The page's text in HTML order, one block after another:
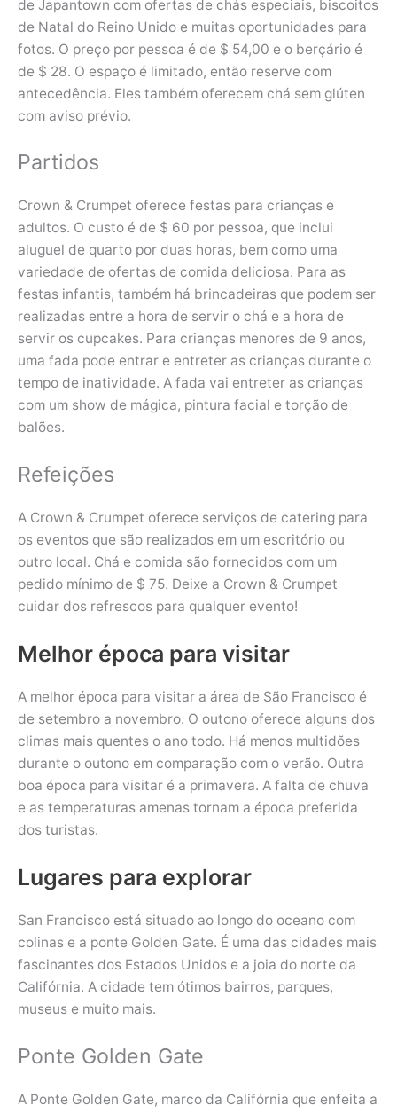
de Japantown com ofertas de chás especiais, biscoitos
de Natal do Reino Unido e muitas oportunidades para
fotos. O preço por pessoa é de $ 54,00 e o berçário é
de $ 28. O espaço é limitado, então reserve com
antecedência. Eles também oferecem chá sem glúten
com aviso prévio.
Partidos
Crown & Crumpet oferece festas para crianças e
adultos. O custo é de $ 60 por pessoa, que inclui
aluguel de quarto por duas horas, bem como uma
variedade de ofertas de comida deliciosa. Para as
festas infantis, também há brincadeiras que podem ser
realizadas entre a hora de servir o chá e a hora de
servir os cupcakes. Para crianças menores de 9 anos,
uma fada pode entrar e entreter as crianças durante o
tempo de inatividade. A fada vai entreter as crianças
com um show de mágica, pintura facial e torção de
balões.
Refeições
A Crown & Crumpet oferece serviços de catering para
os eventos que são realizados em um escritório ou
outro local. Chá e comida são fornecidos com um
pedido mínimo de $ 75. Deixe a Crown & Crumpet
cuidar dos refrescos para qualquer evento!
Melhor época para visitar
A melhor época para visitar a área de São Francisco é
de setembro a novembro. O outono oferece alguns dos
climas mais quentes o ano todo. Há menos multidões
durante o outono em comparação com o verão. Outra
boa época para visitar é a primavera. A falta de chuva
e as temperaturas amenas tornam a época preferida
dos turistas.
Lugares para explorar
San Francisco está situado ao longo do oceano com
colinas e a ponte Golden Gate. É uma das cidades mais
fascinantes dos Estados Unidos e a joia do norte da
Califórnia. A cidade tem ótimos bairros, parques,
museus e muito mais.
Ponte Golden Gate
A Ponte Golden Gate, marco da Califórnia que enfeita a